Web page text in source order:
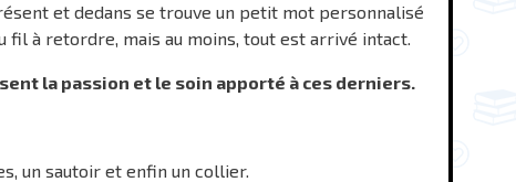
et dedans se trouve un petit mot personnalisé
fil à retordre, mais au moins, tout est arrivé intact.
la passion et le soin apporté à ces derniers.
un sautoir et enfin un collier.